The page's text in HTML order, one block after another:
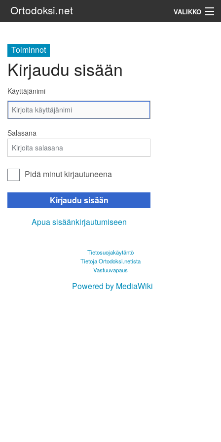
Ortodoksi.net VALIKKO
Toiminnot
Kirjaudu sisään
Käyttäjänimi
Salasana
Pidä minut kirjautuneena
Kirjaudu sisään
Apua sisäänkirjautumiseen
Tietosuojakäytäntö
Tietoja Ortodoksi.netista
Vastuuvapaus
Powered by MediaWiki